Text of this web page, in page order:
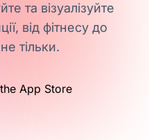
та візуалізуйте
від фітнесу до
тільки.